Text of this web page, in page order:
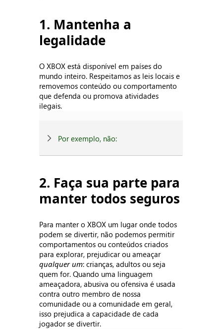
1. Mantenha a
legalidade
O XBOX está disponível em países do
mundo inteiro. Respeitamos as leis locais e
removemos conteúdo ou comportamento
que defenda ou promova atividades
ilegais.
Por exemplo, não:
2. Faça sua parte para
manter todos seguros
Para manter o XBOX um lugar onde todos
podem se divertir, não podemos permitir
comportamentos ou conteúdos criados
para explorar, prejudicar ou ameaçar
qualquer um: crianças, adultos ou seja
quem for. Quando uma linguagem
ameaçadora, abusiva ou ofensiva é usada
contra outro membro de nossa
comunidade ou a comunidade em geral,
isso prejudica a capacidade de cada
jogador se divertir.